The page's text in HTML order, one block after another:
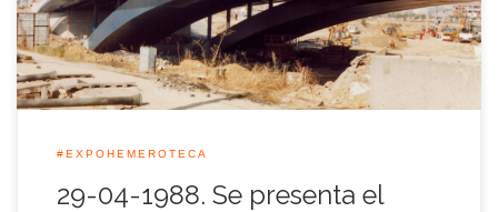
desterramiento del cauce del […]
#EXPOHEMEROTECA
29-04-1988. Se presenta el